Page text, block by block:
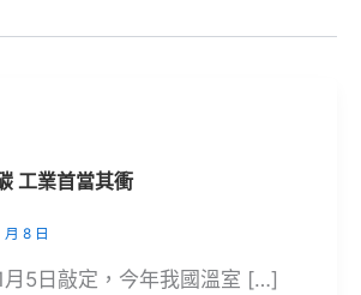
工業首當其衝
月 8 日
月5日敲定，今年我國溫室 […]